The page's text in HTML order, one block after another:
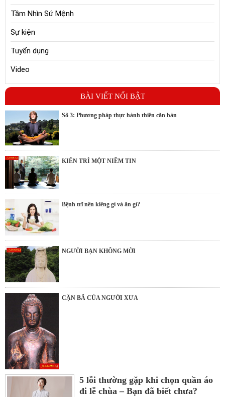
Tầm Nhìn Sứ Mệnh
Sự kiện
Tuyển dụng
Video
BÀI VIẾT NỔI BẬT
Số 3: Phương pháp thực hành thiền căn bản
KIÊN TRÌ MỘT NIỀM TIN
Bệnh trĩ nên kiêng gì và ăn gì?
NGƯỜI BẠN KHÔNG MỜI
CẶN BÃ CỦA NGƯỜI XƯA
5 lỗi thường gặp khi chọn quần áo
đi lễ chùa – Bạn đã biết chưa?